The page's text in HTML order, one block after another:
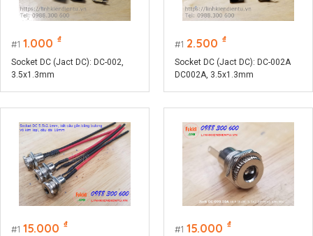
1 1.000 ₫
Socket DC (Jact DC): DC-002,
3.5x1.3mm
1 2.500 ₫
Socket DC (Jact DC): DC-002A
DC002A, 3.5x1.3mm
1 15.000 ₫ 1 15.000 ₫